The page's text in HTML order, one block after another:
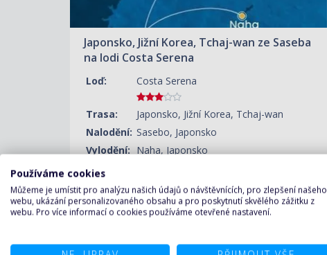
Japonsko, Jižní Korea, Tchaj-wan ze Saseba
na lodi Costa Serena
Loď: Costa Serena
Trasa:
Japonsko, Jižní Korea, Tchaj-wan
Nalodění: Sasebo, Japonsko
Vylodění: Naha, Japonsko
Trvání:
ZOBRAZIT DETAIL
13.08.2026 – 17.08.2026
12 320 KČ/OS.
Používáme cookies
Můžeme je umístit pro analýzu našich údajů o návštěvnících, pro zlepšení našeho
webu, ukázání personalizovaného obsahu a pro poskytnutí skvělého zážitku z
webu. Pro více informací o cookies používáme otevřené nastavení.